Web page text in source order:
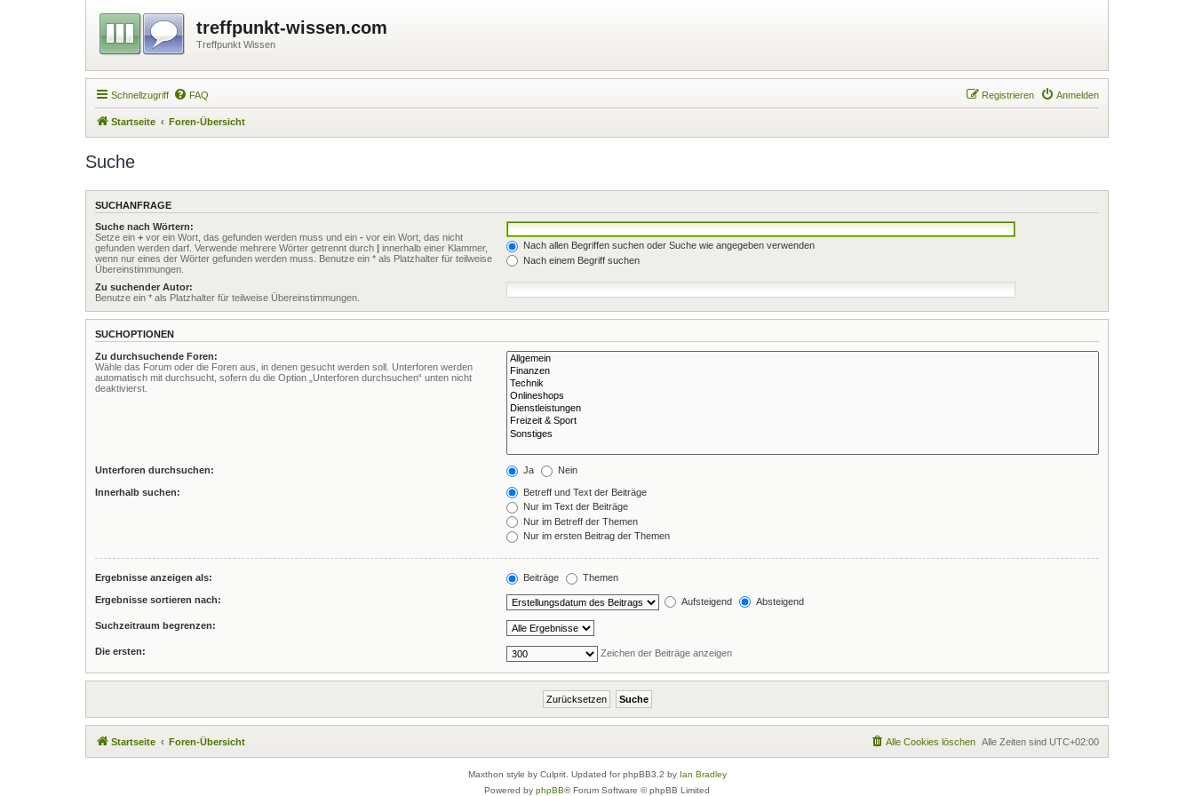
treffpunkt-wissen.com
Treffpunkt Wissen
Schnellzugriff FAQ Anmelden
Registrieren
Startseite Foren-Übersicht
Suche
SUCHANFRAGE
Suche nach Wörtern:
Setze ein + vor ein Wort, das gefunden werden muss und ein - vor ein Wort, das nicht
gefunden werden darf. Verwende mehrere Wörter getrennt durch | innerhalb einer Klammer,
wenn nur eines der Wörter gefunden werden muss. Benutze ein * als Platzhalter für teilweise
Übereinstimmungen.
Nach allen Begriffen suchen oder Suche wie angegeben verwenden
Nach einem Begriff suchen
Zu suchender Autor:
Benutze ein * als Platzhalter für teilweise Übereinstimmungen.
SUCHOPTIONEN
Zu durchsuchende Foren:
Wähle das Forum oder die Foren aus, in denen gesucht werden soll. Unterforen werden
automatisch mit durchsucht, sofern du die Option „Unterforen durchsuchen“ unten nicht
deaktivierst.
Unterforen durchsuchen: Ja Nein
Innerhalb suchen:
Betreff und Text der Beiträge
Nur im Text der Beiträge
Nur im Betreff der Themen
Nur im ersten Beitrag der Themen
Ergebnisse anzeigen als: Beiträge Themen
Ergebnisse sortieren nach: Aufsteigend Absteigend
Suchzeitraum begrenzen:
Die ersten: Zeichen der Beiträge anzeigen
Startseite Foren-Übersicht Alle Zeiten sind UTC+02:00
Alle Cookies löschen
Maxthon style by Culprit. Updated for phpBB3.2 by Ian Bradley
Powered by phpBB® Forum Software © phpBB Limited